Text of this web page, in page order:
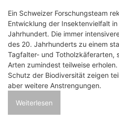
Ein Schweizer Forschungsteam
Entwicklung der Insektenvielfalt
Jahrhundert. Die immer
des 20. Jahrhunderts zu einem
Tagfalter- und Totholzkäferarten,
Arten zumindest teilweise
Schutz der Biodiversität zeigen
aber weitere Anstrengungen.
Weiterlesen